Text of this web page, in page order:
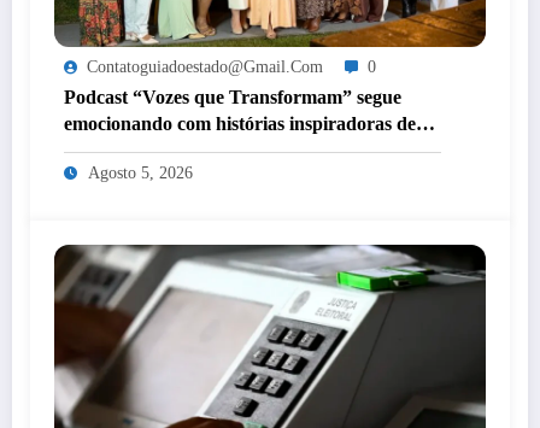
Contatoguiadoestado@gmail.com 0
Podcast “Vozes que Transformam” segue
emocionando com histórias inspiradoras de
mulheres de Itaperuna
Agosto 5, 2026